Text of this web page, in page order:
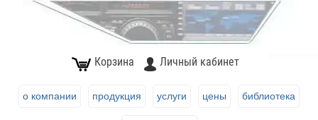
Корзина Личный кабинет
о компании продукция услуги цены библиотека